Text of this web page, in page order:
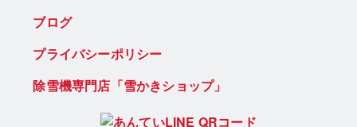
ブログ
プライバシーポリシー
除雪機専門店「雪かきショップ」